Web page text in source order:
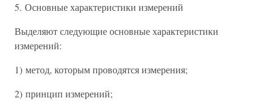
5. Основные характеристики измерений
Выделяют следующие основные характеристики
измерений:
1) метод, которым проводятся измерения;
2) принцип измерений;